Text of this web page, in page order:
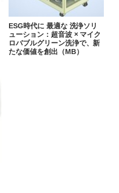
ESG時代に 最適な 洗浄ソリ
ューション：超⾳波 × マイク
ロバブルグリーン洗浄で、新
たな価値を創出（MB）